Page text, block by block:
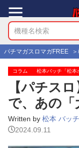
パチマガスロマガFREE
コラム 松本バッチ「松本
【パチス
で、あの「
Written by 松本 バッチ
2024.09.11